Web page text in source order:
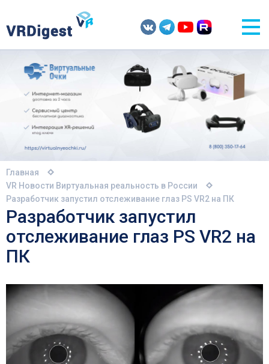
Главная
VR Новости Виртуальная реальность в России
Разработчик запустил отслеживание глаз PS VR2 на ПК
Разработчик запустил
отслеживание глаз PS VR2 на
ПК